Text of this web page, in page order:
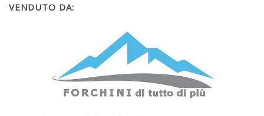
VENDUTO DA: